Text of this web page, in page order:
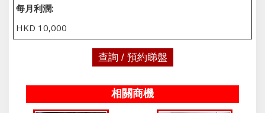
每月利潤:
HKD 10,000
查詢 / 預約睇盤
相關商機